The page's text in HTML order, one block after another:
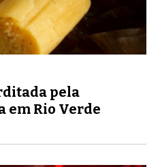
pela
em Rio Verde